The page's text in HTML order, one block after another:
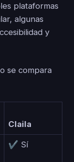
plataformas
algunas
y
se compara
Claila
✔ Sí